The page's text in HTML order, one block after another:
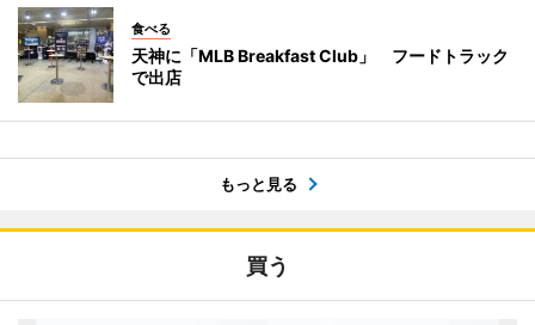
食べる
天神に「MLB Breakfast Club」 フードトラック
で出店
もっと見る
買う